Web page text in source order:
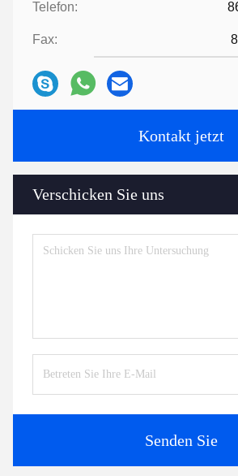
Telefon:
Fax:
Kontakt jetzt
Verschicken Sie uns
Senden Sie